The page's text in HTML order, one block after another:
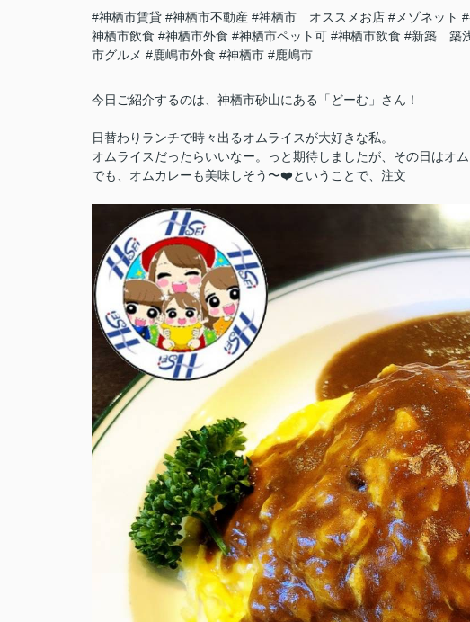
#神栖市賃貸 #神栖市不動産 #神栖市 オススメお店 #メゾネット
神栖市飲食 #神栖市外食 #神栖市ペット可 #神栖市飲食 #新築 築
市グルメ #鹿嶋市外食 #神栖市 #鹿嶋市
今日ご紹介するのは、神栖市砂山にある「どーむ」さん！
日替わりランチで時々出るオムライスが大好きな私。
オムライスだったらいいなー。っと期待しましたが、その日はオ
でも、オムカレーも美味しそう〜❤️ということで、注文